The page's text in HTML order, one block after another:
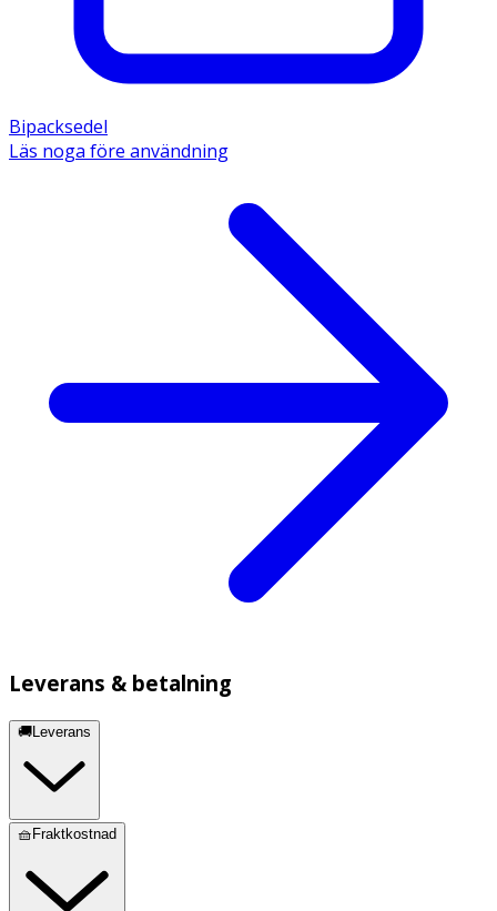
Bipacksedel
Läs noga före användning
Leverans & betalning
🚚Leverans
🧺Fraktkostnad